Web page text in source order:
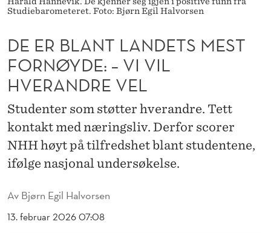
T
L
A
N
D
E
T
M
E
Y
Studiebarometeret. Foto: Bjørn Egil Halvorsen
Av Bjørn Egil Halvorsen
13. februar 2026 07:08
DE ER BLANT LANDETS MEST
FORNØYDE: – VI VIL
HVERANDRE VEL
Studenter som støtter hverandre. Tett
kontakt med næringsliv. Derfor scorer
NHH høyt på tilfredshet blant studentene,
ifølge nasjonal undersøkelse.